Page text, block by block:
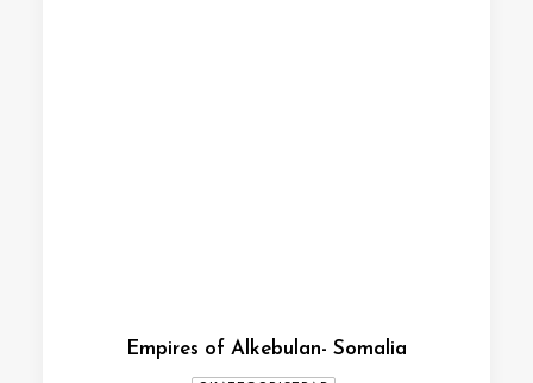
Empires of Alkebulan- Somalia